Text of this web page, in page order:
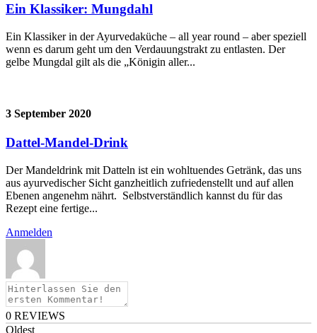
Ein Klassiker: Mungdahl
Ein Klassiker in der Ayurvedaküche – all year round – aber speziell
wenn es darum geht um den Verdauungstrakt zu entlasten. Der
gelbe Mungdal gilt als die „Königin aller...
3 September 2020
Dattel-Mandel-Drink
Der Mandeldrink mit Datteln ist ein wohltuendes Getränk, das uns
aus ayurvedischer Sicht ganzheitlich zufriedenstellt und auf allen
Ebenen angenehm nährt. Selbstverständlich kannst du für das
Rezept eine fertige...
Anmelden
0 REVIEWS
Oldest